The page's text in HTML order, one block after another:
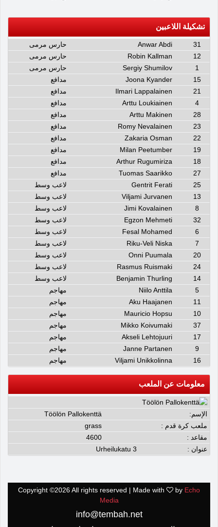
تشكيلة اللاعبين
31
Anwar Abdi
حارس مرمى
12
Robin Kallman
حارس مرمى
1
Sergiy Shumilov
حارس مرمى
15
Joona Kyander
مدافع
21
Ilmari Lappalainen
مدافع
4
Arttu Loukiainen
مدافع
28
Arttu Makinen
مدافع
23
Romy Nevalainen
مدافع
22
Zakaria Osman
مدافع
19
Milan Peetumber
مدافع
18
Arthur Rugumiriza
مدافع
27
Tuomas Saarikko
مدافع
25
Gentrit Ferati
لاعب وسط
13
Viljami Jurvanen
لاعب وسط
8
Jimi Kovalainen
لاعب وسط
32
Egzon Mehmeti
لاعب وسط
6
Fesal Mohamed
لاعب وسط
7
Riku-Veli Niska
لاعب وسط
20
Onni Puumala
لاعب وسط
24
Rasmus Ruismaki
لاعب وسط
14
Benjamin Thurling
لاعب وسط
5
Niilo Anttila
مهاجم
11
Aku Haajanen
مهاجم
10
Mauricio Hopsu
مهاجم
37
Mikko Koivumaki
مهاجم
17
Akseli Lehtojuuri
مهاجم
9
Janne Partanen
مهاجم
16
Viljami Unikkolinna مهاجم
معلومات عن الملعب
الإسم:
Töölön Pallokenttä
ملعب كرة قدم :
grass
مقاعد :
4600
عنوان :
Urheilukatu 3
Copyright ©2026 All rights reserved | Made with by Echo
Media
info@tembah.net